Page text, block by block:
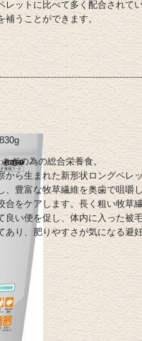
レットに比べて多く配合されて
補うことができます。
ぎの為の総合栄養食。
から生まれた新形状ロングペレッ
、豊富な牧草繊維を奥歯で咀嚼
合をケアします。長く粗い牧草
良い便を促し、体内に入った被
あり、肥りやすさが気になる避